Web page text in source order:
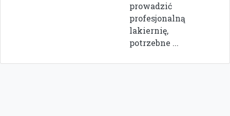
prowadzić
profesjonalną
lakiernię,
potrzebne ...